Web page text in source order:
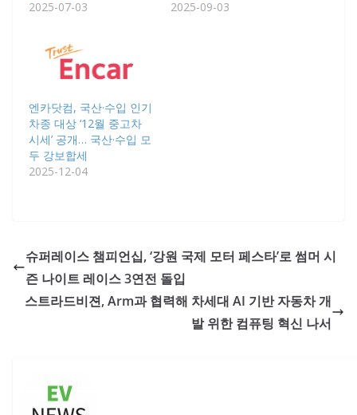
2025-07-03
2025-09-03
엔카닷컴, 국산·수입 인기
차종 대상 ‘12월 중고차
시세’ 공개… 국산·수입 모
두 강보합세
2025-12-04
슈퍼레이스 챔피언십, ‘강원 국제 모터 페스타’로 썸머 시
즌 나이트 레이스 3연전 돌입
스트라드비젼, Arm과 협력해 차세대 AI 기반 자동차 개
발 위한 컴퓨팅 혁신 나서